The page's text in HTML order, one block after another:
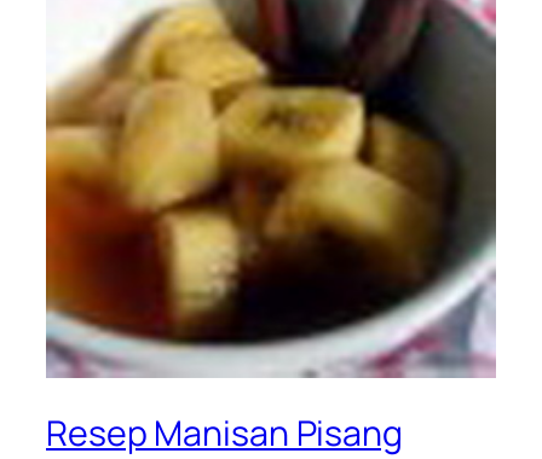
Resep Manisan Pisang